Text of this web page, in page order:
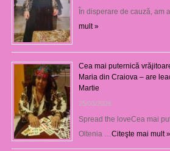
În disperare de cauză, am
mult »
Cea mai puternică
Maria din Craiova – are
Martie
25/03/2026
Spread the loveCea mai
Oltenia … Citeşte mai mult »